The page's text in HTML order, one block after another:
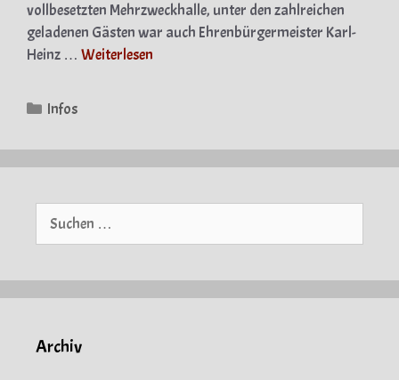
vollbesetzten Mehrzweckhalle, unter den zahlreichen
geladenen Gästen war auch Ehrenbürgermeister Karl-
Heinz … Weiterlesen
Kategorien
Infos
Suche
Archiv